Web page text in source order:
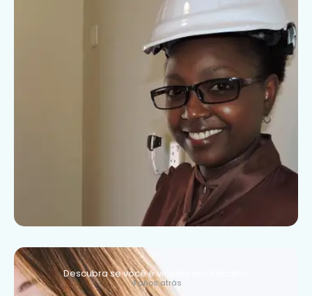
Descubra se você é viciado em trabalho
4 anos atrás